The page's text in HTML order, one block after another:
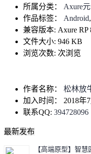
所属分类：
Axure
作品标签：
Android,
兼容版本: Axure RP
文件大小: 946 KB
浏览次数: 次浏览
作者名称：
松林放
加入时间：
2018年
联系QQ: 394728096
最新发布
【高端原型】智